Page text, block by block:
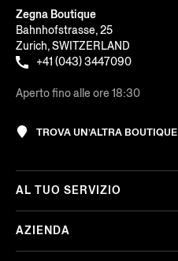
Zegna Boutique
Bahnhofstrasse, 25
Zurich, SWITZERLAND
+41 (043) 3447090
Aperto fino alle ore 18:30
TROVA UN’ALTRA BOUTIQUE
AL TUO SERVIZIO
AZIENDA